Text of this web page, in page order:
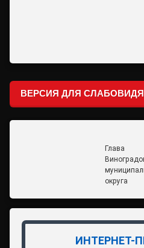
ВЕРСИЯ ДЛЯ
Глава
округа
ИНТЕРНЕТ-